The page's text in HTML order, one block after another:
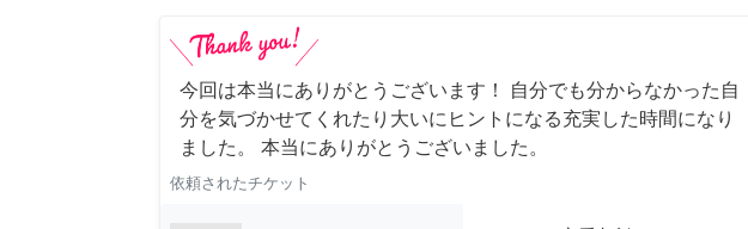
今回は本当にありがとうございます！ 自分でも分からなかった自
分を気づかせてくれたり大いにヒントになる充実した時間になり
ました。 本当にありがとうございました。
依頼されたチケット